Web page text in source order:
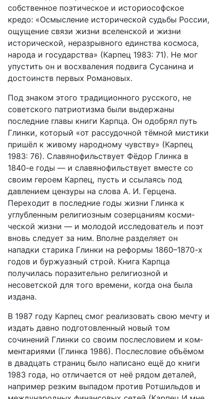
собственное поэтическое и исто­риософское
кредо: «Осмысление исторической судьбы России,
ощущение связи жизни вселенской и жизни
исторической, неразрывного единства космоса,
народа и государства» (Карпец 1983: 71). Не мог
упустить он и восхваления подвига Сусанина и
достоинств первых Романовых.
Под знаком этого традиционного русского, не
советского патриотизма были выдержаны
последние главы книги Карпца. Он одобрял путь
Глинки, который «от рассудочной тёмной мистики
пришёл к живому народному чувству» (Карпец
1983: 76). Славянофильствует Фёдор Глинка в
1840-е годы — и славянофильствует вместе со
своим героем Карпец, пусть и ссы­лаясь под
давлением цензуры на слова А. И. Герцена.
Переходит в послед­ние годы жизни Глинка к
углубленным религиозным созерцаниям косми­
ческой жизни — и молодой исследователь и поэт
вновь следует за ним. Вполне разделяет он
нападки старика Глинки на реформы 1860–1870-х
годов и буржуазный строй. Книга Карпца
получилась поразительно рели­гиозной и
несоветской для того времени, когда она была
издана.
В 1987 году Карпец смог реализовать свою мечту и
издать давно под­готовленный новый том
сочинений Глинки со своим послесловием и ком­
ментариями (Глинка 1986). Послесловие объёмом
в двадцать страниц было написано ещё до книги
1983 года, но отличается от неё рядом деталей,
например резким выпадом против Ротшильдов и